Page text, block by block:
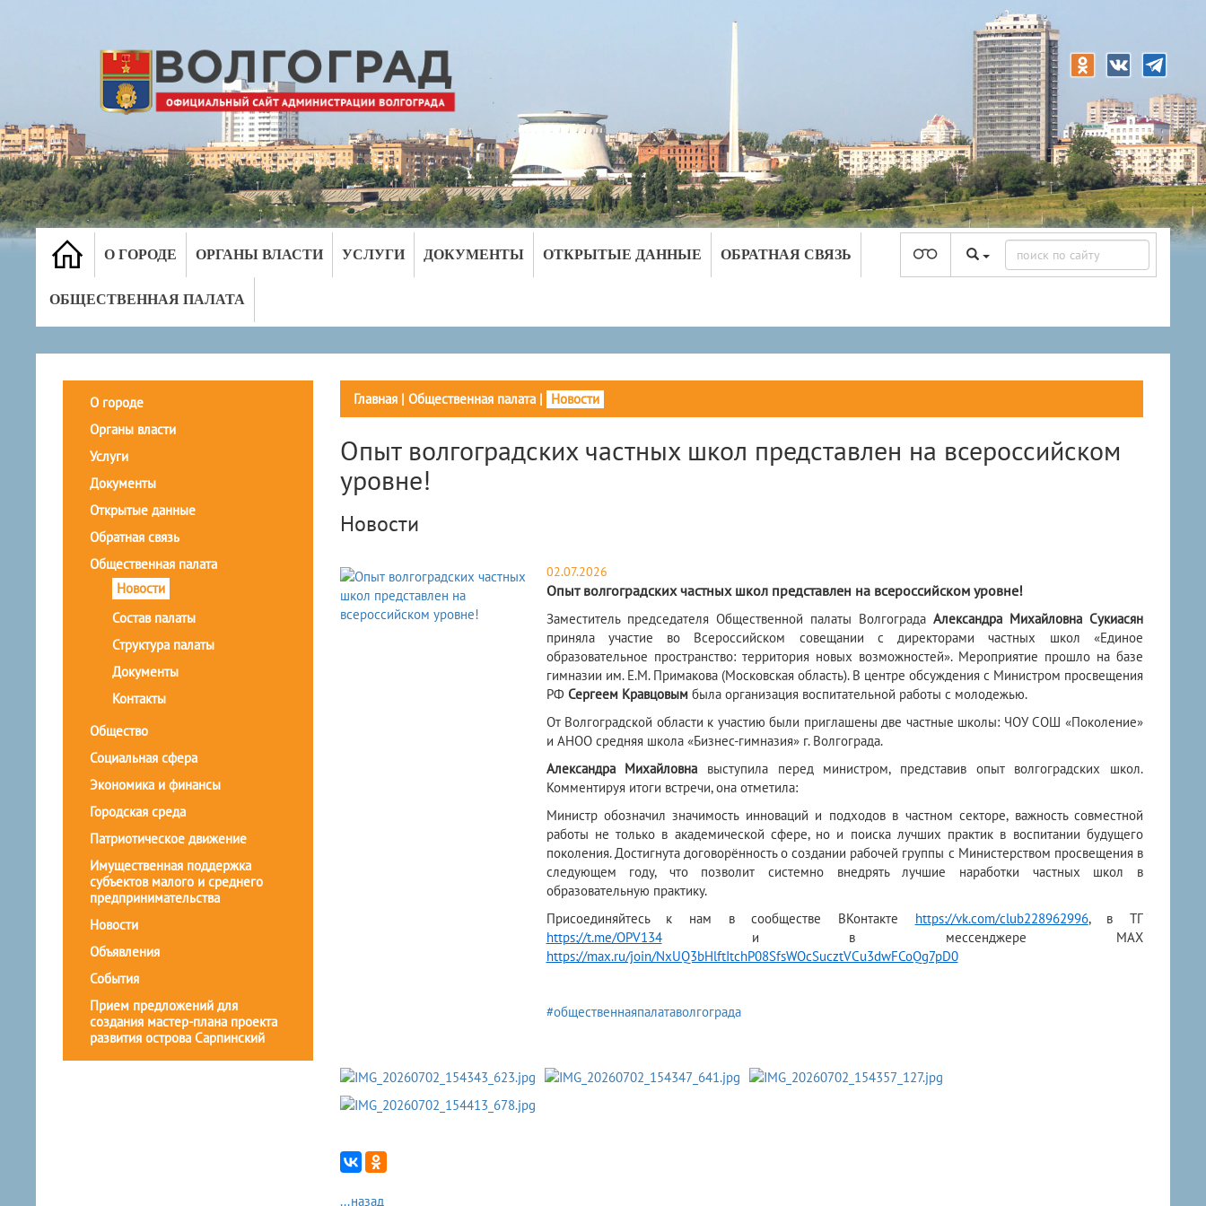
О ГОРОДЕ ОРГАНЫ ВЛАСТИ УСЛУГИ ДОКУМЕНТЫ ОТКРЫТЫЕ ДАННЫЕ ОБРАТНАЯ СВЯЗЬ
ОБЩЕСТВЕННАЯ ПАЛАТА
О городе
Органы власти
Услуги
Документы
Открытые данные
Обратная связь
Общественная палата
Новости
Состав палаты
Структура палаты
Документы
Контакты
Общество
Социальная сфера
Экономика и финансы
Городская среда
Патриотическое движение
Имущественная поддержка
субъектов малого и среднего
предпринимательства
Новости
Объявления
События
Прием предложений для
создания мастер-плана проекта
развития острова Сарпинский
Главная| Общественная палата| Новости
Опыт волгоградских частных школ представлен на всероссийском
уровне!
Новости
02.07.2026
Опыт волгоградских частных школ представлен на всероссийском уровне!
​Заместитель председателя Общественной палаты Волгограда Александра Михайловна Сукиасян
приняла участие во Всероссийском совещании с директорами частных школ «Единое
образовательное пространство: территория новых возможностей». Мероприятие прошло на базе
гимназии им. Е.М. Примакова (Московская область). В центре обсуждения с Министром просвещения
РФ Сергеем Кравцовымбыла организация воспитательной работы с молодежью.
От Волгоградской области к участию были приглашены две частные школы: ЧОУ СОШ «Поколение»
и АНОО средняя школа «Бизнес-гимназия» г. Волгограда.
Александра Михайловна выступила перед министром, представив опыт волгоградских школ.
Комментируя итоги встречи, она отметила:
Министр обозначил значимость инноваций и подходов в частном секторе, важность совместной
работы не только в академической сфере, но и поиска лучших практик в воспитании будущего
поколения. Достигнута договорённость о создании рабочей группы с Министерством просвещения в
следующем году, что позволит системно внедрять лучшие наработки частных школ в
образовательную практику.
Присоединяйтесь к нам в сообществе ВКонтакте https://vk.com/club228962996, в ТГ
https://t.me/OPV134и в мессенджере МАХ
https://max.ru/join/NxUQ3bHlftItchP08SfsWOcSucztVCu3dwFCoQg7pD0
#общественнаяпалатаволгограда
...назад